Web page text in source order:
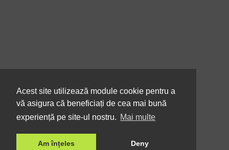
Acest site utilizează module cookie pentru a
vă asigura că beneficiați de cea mai bună
experiență pe site-ul nostru. Mai multe
Am înțeles Deny